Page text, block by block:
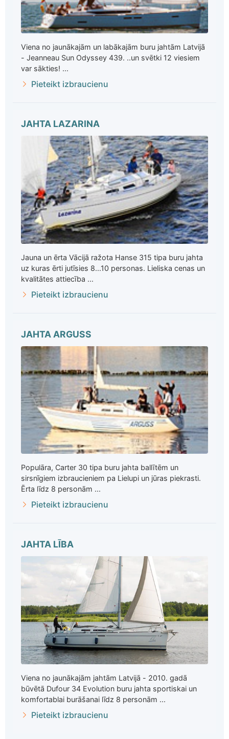
Viena no jaunākajām un labākajām buru jahtām Latvijā
- Jeanneau Sun Odyssey 439. ..un svētki 12 viesiem
var sākties! ...
Pieteikt izbraucienu
JAHTA LAZARINA
Jauna un ērta Vācijā ražota Hanse 315 tipa buru jahta
uz kuras ērti jutīsies 8...10 personas. Lieliska cenas un
kvalitātes attiecība ...
Pieteikt izbraucienu
JAHTA ARGUSS
Populāra, Carter 30 tipa buru jahta ballītēm un
sirsnīgiem izbraucieniem pa Lielupi un jūras piekrasti.
Ērta līdz 8 personām ...
Pieteikt izbraucienu
JAHTA LĪBA
Viena no jaunākajām jahtām Latvijā - 2010. gadā
būvētā Dufour 34 Evolution buru jahta sportiskai un
komfortablai burāšanai līdz 8 personām ...
Pieteikt izbraucienu